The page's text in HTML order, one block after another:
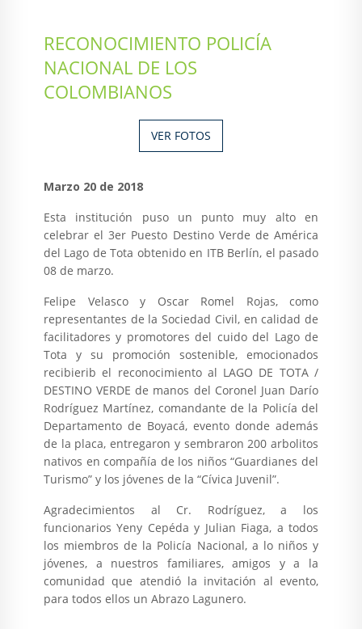
RECONOCIMIENTO POLICÍA
NACIONAL DE LOS
COLOMBIANOS
VER FOTOS
Marzo 20 de 2018
Esta institución puso un punto muy alto en
celebrar el 3er Puesto Destino Verde de América
del Lago de Tota obtenido en ITB Berlín, el pasado
08 de marzo.
Felipe Velasco y Oscar Romel Rojas, como
representantes de la Sociedad Civil, en calidad de
facilitadores y promotores del cuido del Lago de
Tota y su promoción sostenible, emocionados
recibierib el reconocimiento al LAGO DE TOTA /
DESTINO VERDE de manos del Coronel Juan Darío
Rodríguez Martínez, comandante de la Policía del
Departamento de Boyacá, evento donde además
de la placa, entregaron y sembraron 200 arbolitos
nativos en compañía de los niños “Guardianes del
Turismo” y los jóvenes de la “Cívica Juvenil”.
Agradecimientos al Cr. Rodríguez, a los
funcionarios Yeny Cepéda y Julian Fiaga, a todos
los miembros de la Policía Nacional, a lo niños y
jóvenes, a nuestros familiares, amigos y a la
comunidad que atendió la invitación al evento,
para todos ellos un Abrazo Lagunero.